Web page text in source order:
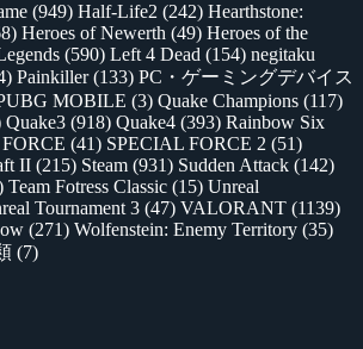
(949) Half-Life2 (242) Hearthstone:
Heroes of Newerth (49) Heroes of the
(590) Left 4 Dead (154) negitaku
Painkiller(133) PC・ゲーミングデバイス
MOBILE (3) Quake Champions (117)
Quake3 (918) Quake4 (393) Rainbow Six
(41) SPECIAL FORCE 2 (51)
II (215) Steam (931) Sudden Attack (142)
Team Fotress Classic (15) Unreal
Tournament 3 (47) VALORANT (1139)
(271) Wolfenstein: Enemy Territory (35)
(7)